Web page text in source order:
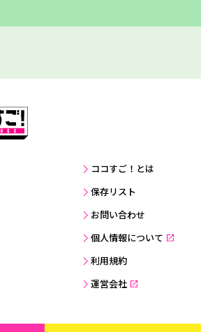
ココすご！とは
保存リスト
お問い合わせ
個人情報について
利用規約
運営会社